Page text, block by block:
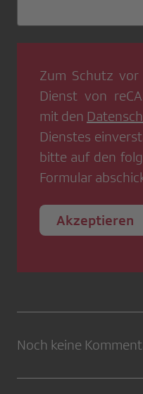
Zum Schutz
Dienst von
mit den
Dienstes
bitte auf den
Formular
Akzeptieren
Noch keine